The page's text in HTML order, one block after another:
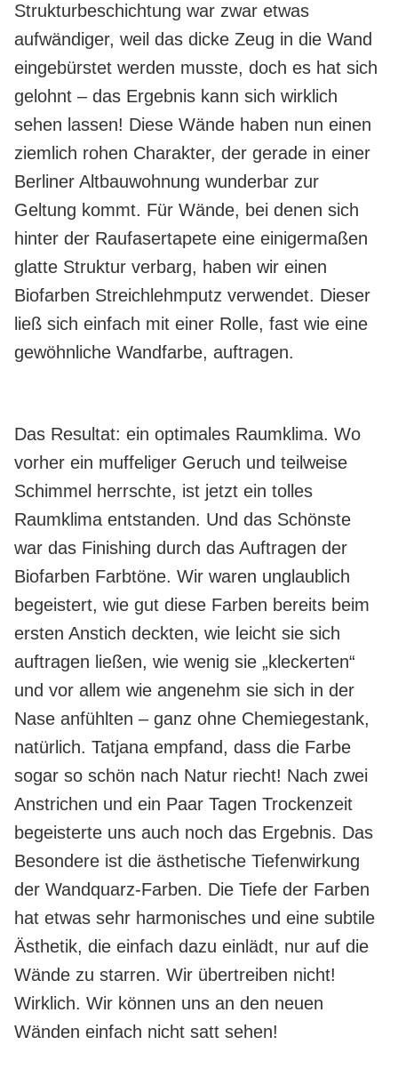
Strukturbeschichtung war zwar etwas
aufwändiger, weil das dicke Zeug in die Wand
eingebürstet werden musste, doch es hat sich
gelohnt – das Ergebnis kann sich wirklich
sehen lassen! Diese Wände haben nun einen
ziemlich rohen Charakter, der gerade in einer
Berliner Altbauwohnung wunderbar zur
Geltung kommt. Für Wände, bei denen sich
hinter der Raufasertapete eine einigermaßen
glatte Struktur verbarg, haben wir einen
Biofarben Streichlehmputz verwendet. Dieser
ließ sich einfach mit einer Rolle, fast wie eine
gewöhnliche Wandfarbe, auftragen.
Das Resultat: ein optimales Raumklima. Wo
vorher ein muffeliger Geruch und teilweise
Schimmel herrschte, ist jetzt ein tolles
Raumklima entstanden. Und das Schönste
war das Finishing durch das Auftragen der
Biofarben Farbtöne. Wir waren unglaublich
begeistert, wie gut diese Farben bereits beim
ersten Anstich deckten, wie leicht sie sich
auftragen ließen, wie wenig sie „kleckerten“
und vor allem wie angenehm sie sich in der
Nase anfühlten – ganz ohne Chemiegestank,
natürlich. Tatjana empfand, dass die Farbe
sogar so schön nach Natur riecht! Nach zwei
Anstrichen und ein Paar Tagen Trockenzeit
begeisterte uns auch noch das Ergebnis. Das
Besondere ist die ästhetische Tiefenwirkung
der Wandquarz-Farben. Die Tiefe der Farben
hat etwas sehr harmonisches und eine subtile
Ästhetik, die einfach dazu einlädt, nur auf die
Wände zu starren. Wir übertreiben nicht!
Wirklich. Wir können uns an den neuen
Wänden einfach nicht satt sehen!